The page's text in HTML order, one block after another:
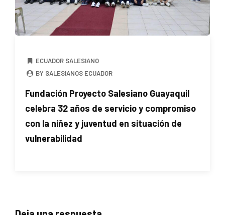
ECUADOR SALESIANO
BY SALESIANOS ECUADOR
Fundación Proyecto Salesiano Guayaquil
celebra 32 años de servicio y compromiso
con la niñez y juventud en situación de
vulnerabilidad